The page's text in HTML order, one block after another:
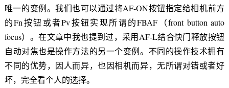
唯一的变例。我们也可以通过将AF-ON按钮指定给相机前方
的Fn按钮或者Pv按钮实现所谓的FBAF（front button auto
focus）。在文章中我也提到过，采用AF-L结合快门释放按钮
自动对焦也是操作方法的另一个变例。不同的操作技术拥有
不同的优势，因人而异，也因相机而异，无所谓对错或者好
坏，完全看个人的选择。